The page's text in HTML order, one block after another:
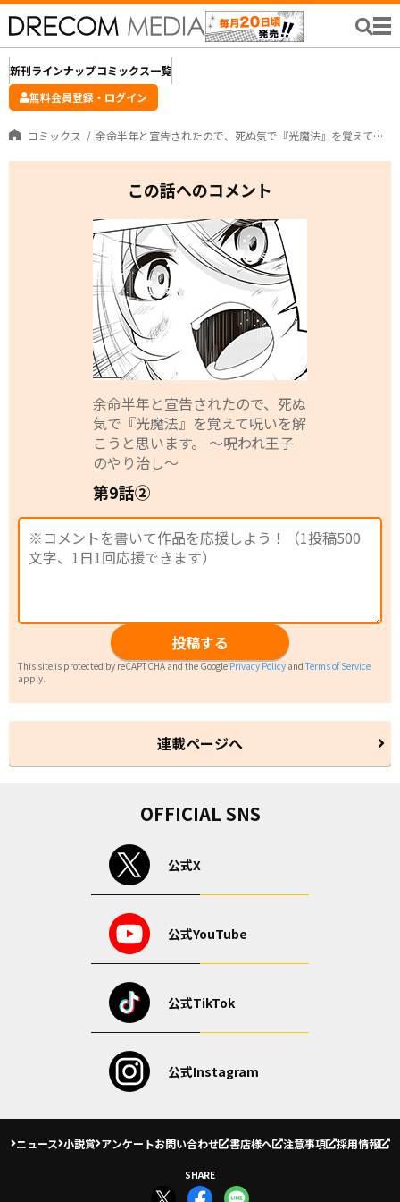
新刊ラインナップコミックス一覧
無料会員登録・ログイン
コミックス 余命半年と宣告されたので、死ぬ気で『光魔法』を覚えて呪いを解こうと思います。 ～呪われ王子のやり治し～
この話へのコメント
余命半年と宣告されたので、死ぬ
気で『光魔法』を覚えて呪いを解
こうと思います。 ～呪われ王子
のやり治し～
第9話②
投稿する
This site is protected by reCAPTCHA and the GooglePrivacy Policy andTerms of Service
apply.
連載ページへ
OFFICIAL SNS
公式X
公式YouTube
公式TikTok
公式Instagram
ニュース 小説賞 アンケートお問い合わせ 書店様へ 注意事項 採用情報
SHARE